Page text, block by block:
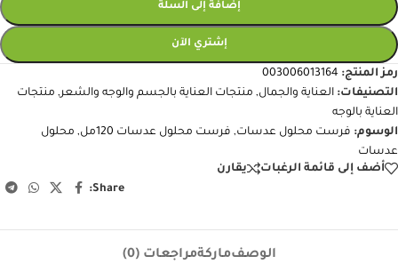
إضافة إلى السلة
إشتري الآن
رمز المنتج: 003006013164
التصنيفات: العناية والجمال, منتجات العناية بالجسم والوجه والشعر, منتجات
العناية بالوجه
الوسوم: فرست محلول عدسات, فرست محلول عدسات 120مل , محلول
عدسات
أضف إلى قائمة الرغبات
يقارن
Share:
الوصفماركةمراجعات (0)